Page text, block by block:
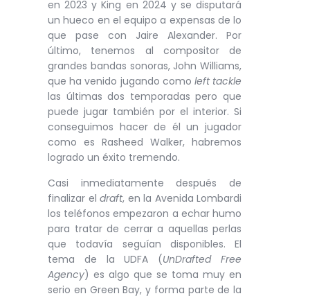
en 2023 y King en 2024 y se disputará
un hueco en el equipo a expensas de lo
que pase con Jaire Alexander. Por
último, tenemos al compositor de
grandes bandas sonoras, John Williams,
que ha venido jugando como left tackle
las últimas dos temporadas pero que
puede jugar también por el interior. Si
conseguimos hacer de él un jugador
como es Rasheed Walker, habremos
logrado un éxito tremendo.
Casi inmediatamente después de
finalizar el draft, en la Avenida Lombardi
los teléfonos empezaron a echar humo
para tratar de cerrar a aquellas perlas
que todavía seguían disponibles. El
tema de la UDFA (UnDrafted Free
Agency) es algo que se toma muy en
serio en Green Bay, y forma parte de la